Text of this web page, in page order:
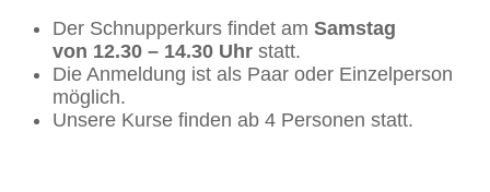
Der Schnupperkurs findet am Samstag
von 12.30 – 14.30 Uhr statt.
Die Anmeldung ist als Paar oder Einzelperson
möglich.
Unsere Kurse finden ab 4 Personen statt.